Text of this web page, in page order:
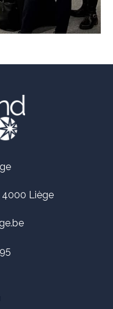
4000 Liège